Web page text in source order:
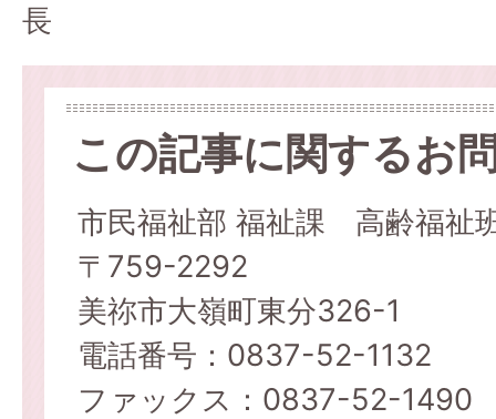
長
この記事に関するお
市民福祉部 福祉課 高齢福祉
〒759-2292
美祢市大嶺町東分326-1
電話番号：0837-52-1132
ファックス：0837-52-1490